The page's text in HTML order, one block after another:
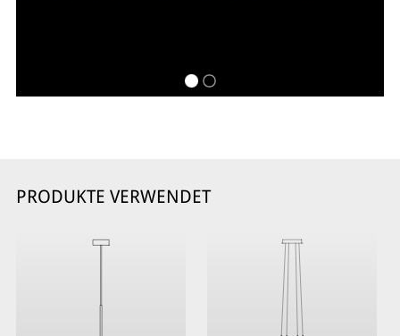
PRODUKTE VERWENDET